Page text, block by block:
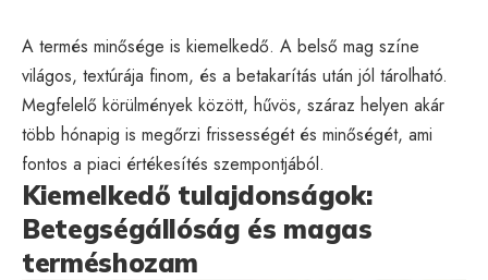
A termés minősége is kiemelkedő. A belső mag színe
világos, textúrája finom, és a betakarítás után jól tárolható.
Megfelelő körülmények között, hűvös, száraz helyen akár
több hónapig is megőrzi frissességét és minőségét, ami
fontos a piaci értékesítés szempontjából.
Kiemelkedő tulajdonságok:
Betegségállóság és magas
terméshozam